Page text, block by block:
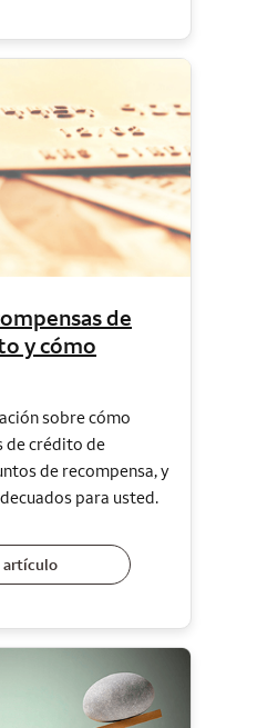
de
y cómo
sobre cómo
de crédito de
de recompensa, y
para usted.
artículo